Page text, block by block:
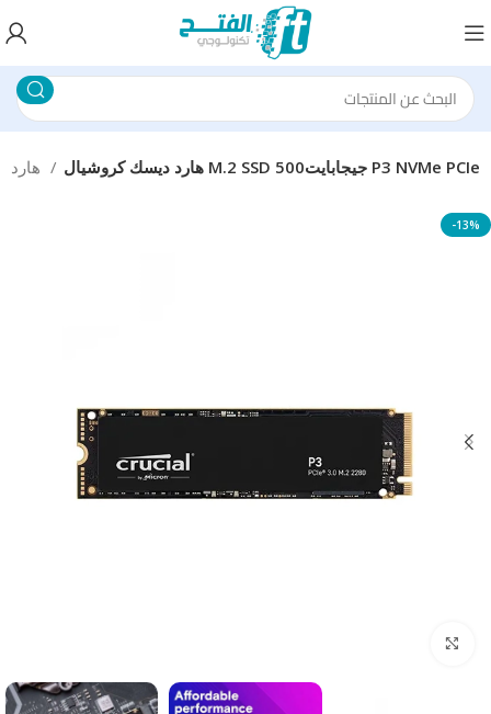
هارد ديسك كروشيال M.2 SSD 500جيجابايت P3 NVMe PCIe
-13%